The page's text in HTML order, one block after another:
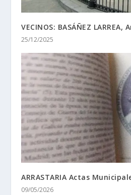
VECINOS: BASÁÑEZ LARREA,
25/12/2025
ARRASTARIA Actas
09/05/2026